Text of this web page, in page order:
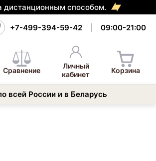
дистанционным способом.
+7-499-394-59-42 09:00-21:00
Сравнение
Личный
кабинет
Корзина
всей России и в Беларусь